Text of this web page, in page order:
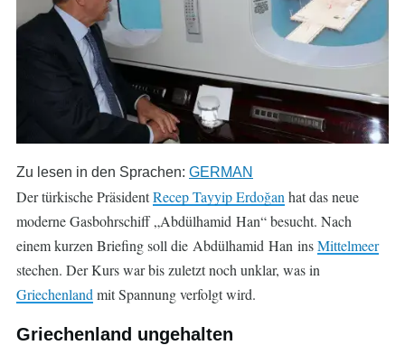
Zu lesen in den Sprachen: GERMAN
Der türkische PräsidentRecep Tayyip Erdoğan hat das neue
moderne Gasbohrschiff „Abdülhamid Han“ besucht. Nach
einem kurzen Briefing soll die Abdülhamid Han insMittelmeer
stechen. Der Kurs war bis zuletzt noch unklar, was in
Griechenland mit Spannung verfolgt wird.
Griechenland ungehalten